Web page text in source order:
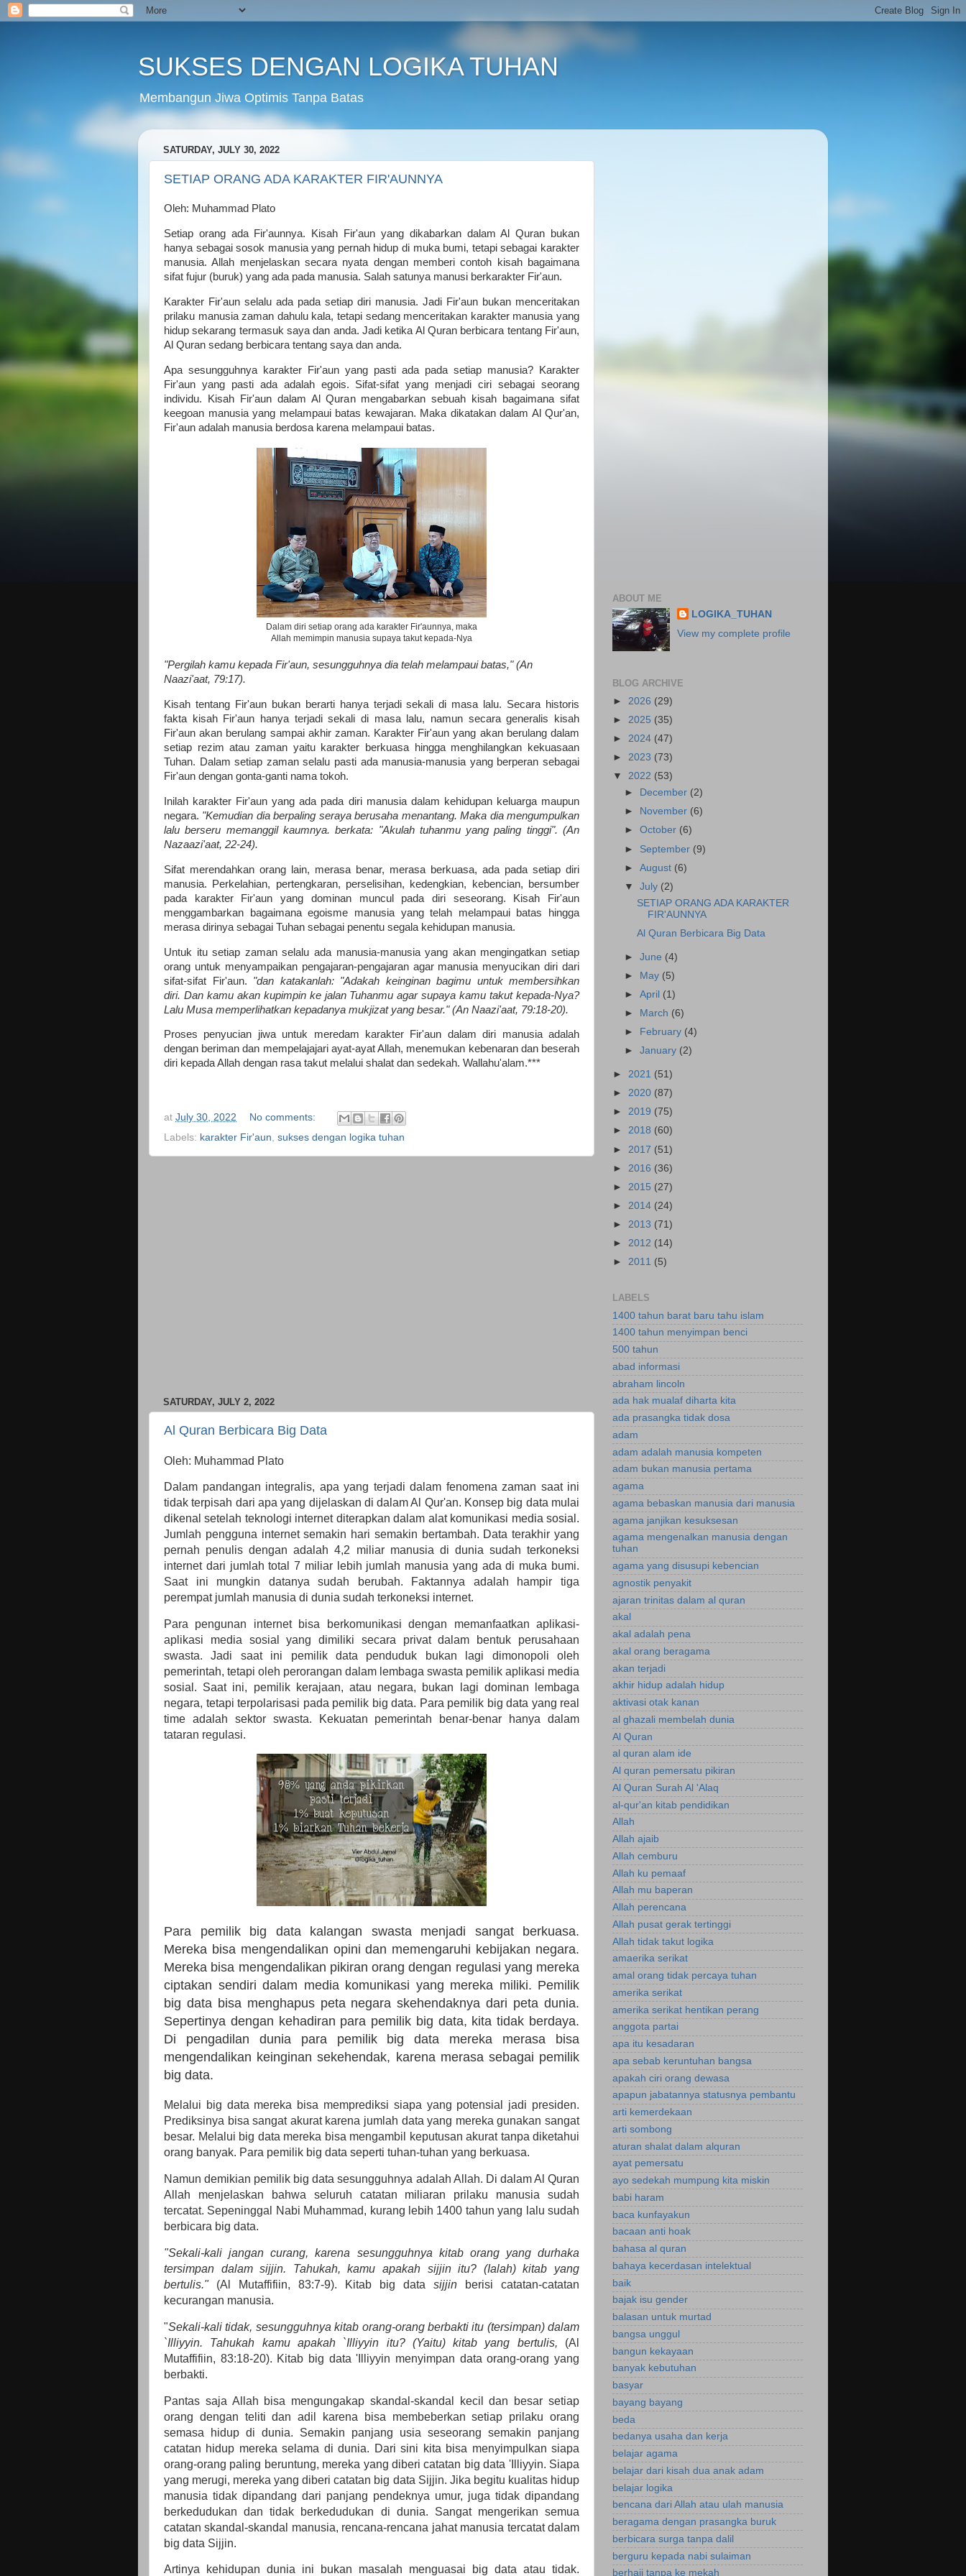
SUKSES DENGAN LOGIKA TUHAN
Membangun Jiwa Optimis Tanpa Batas
SATURDAY, JULY 30, 2022
SETIAP ORANG ADA KARAKTER FIR'AUNNYA
Oleh: Muhammad Plato
Setiap orang ada Fir'aunnya. Kisah Fir'aun yang dikabarkan dalam Al Quran bukan
hanya sebagai sosok manusia yang pernah hidup di muka bumi, tetapi sebagai karakter
manusia. Allah menjelaskan secara nyata dengan memberi contoh kisah bagaimana
sifat fujur (buruk) yang ada pada manusia. Salah satunya manusi berkarakter Fir'aun.
Karakter Fir'aun selalu ada pada setiap diri manusia. Jadi Fir'aun bukan menceritakan
prilaku manusia zaman dahulu kala, tetapi sedang menceritakan karakter manusia yang
hidup sekarang termasuk saya dan anda. Jadi ketika Al Quran berbicara tentang Fir'aun,
Al Quran sedang berbicara tentang saya dan anda.
Apa sesungguhnya karakter Fir'aun yang pasti ada pada setiap manusia? Karakter
Fir'aun yang pasti ada adalah egois. Sifat-sifat yang menjadi ciri sebagai seorang
individu. Kisah Fir'aun dalam Al Quran mengabarkan sebuah kisah bagaimana sifat
keegoan manusia yang melampaui batas kewajaran. Maka dikatakan dalam Al Qur'an,
Fir'aun adalah manusia berdosa karena melampaui batas.
Dalam diri setiap orang ada karakter Fir'aunnya, maka
Allah memimpin manusia supaya takut kepada-Nya
"Pergilah kamu kepada Fir'aun, sesungguhnya dia telah melampaui batas," (An
Naazi'aat, 79:17).
Kisah tentang Fir'aun bukan berarti hanya terjadi sekali di masa lalu. Secara historis
fakta kisah Fir'aun hanya terjadi sekali di masa lalu, namun secara generalis kisah
Fir'aun akan berulang sampai akhir zaman. Karakter Fir'aun yang akan berulang dalam
setiap rezim atau zaman yaitu karakter berkuasa hingga menghilangkan kekuasaan
Tuhan. Dalam setiap zaman selalu pasti ada manusia-manusia yang berperan sebagai
Fir'aun dengan gonta-ganti nama tokoh.
Inilah karakter Fir'aun yang ada pada diri manusia dalam kehidupan keluarga maupun
negara. "Kemudian dia berpaling seraya berusaha menantang. Maka dia mengumpulkan
lalu berseru memanggil kaumnya. berkata: "Akulah tuhanmu yang paling tinggi". (An
Nazaazi'aat, 22-24).
Sifat merendahkan orang lain, merasa benar, merasa berkuasa, ada pada setiap diri
manusia. Perkelahian, pertengkaran, perselisihan, kedengkian, kebencian, bersumber
pada karakter Fir'aun yang dominan muncul pada diri seseorang. Kisah Fir'aun
menggambarkan bagaimana egoisme manusia yang telah melampaui batas hingga
merasa dirinya sebagai Tuhan sebagai penentu segala kehidupan manusia.
Untuk itu setiap zaman selalu ada manusia-manusia yang akan mengingatkan setiap
orang untuk menyampaikan pengajaran-pengajaran agar manusia menyucikan diri dari
sifat-sifat Fir'aun. "dan katakanlah: "Adakah keinginan bagimu untuk membersihkan
diri. Dan kamu akan kupimpin ke jalan Tuhanmu agar supaya kamu takut kepada-Nya?
Lalu Musa memperlihatkan kepadanya mukjizat yang besar." (An Naazi'aat, 79:18-20).
Proses penyucian jiwa untuk meredam karakter Fir'aun dalam diri manusia adalah
dengan beriman dan mempelajajari ayat-ayat Allah, menemukan kebenaran dan beserah
diri kepada Allah dengan rasa takut melalui shalat dan sedekah. Wallahu'alam.***
at July 30, 2022
No comments:
Labels: karakter Fir'aun sukses dengan logika tuhan
SATURDAY, JULY 2, 2022
Al Quran Berbicara Big Data
Oleh: Muhammad Plato
Dalam pandangan integralis, apa yang terjadi dalam fenomena zaman saat ini
tidak terpisah dari apa yang dijelaskan di dalam Al Qur'an. Konsep big data mulai
dikenal setelah teknologi internet diterapkan dalam alat komunikasi media sosial.
Jumlah pengguna internet semakin hari semakin bertambah. Data terakhir yang
pernah penulis dengan adalah 4,2 miliar manusia di dunia sudah terkoneksi
internet dari jumlah total 7 miliar lebih jumlah manusia yang ada di muka bumi.
Saat ini mungkin datanya sudah berubah. Faktannya adalah hampir tiga
perempat jumlah manusia di dunia sudah terkoneksi internet.
Para pengunan internet bisa berkomunikasi dengan memanfaatkan aplikasi-
aplikasi media sosial yang dimiliki secara privat dalam bentuk perusahaan
swasta. Jadi saat ini pemilik data penduduk bukan lagi dimonopoli oleh
pemerintah, tetapi oleh perorangan dalam lembaga swasta pemilik aplikasi media
sosial. Saat ini, pemilik kerajaan, atau negara, bukan lagi dominan lembaga
negara, tetapi terpolarisasi pada pemilik big data. Para pemilik big data yang real
time adalah sektor swasta. Kekuatan pemerintah benar-benar hanya dalam
tataran regulasi.
Para pemilik big data kalangan swasta menjadi sangat berkuasa.
Mereka bisa mengendalikan opini dan memengaruhi kebijakan negara.
Mereka bisa mengendalikan pikiran orang dengan regulasi yang mereka
ciptakan sendiri dalam media komunikasi yang mereka miliki. Pemilik
big data bisa menghapus peta negara skehendaknya dari peta dunia.
Sepertinya dengan kehadiran para pemilik big data, kita tidak berdaya.
Di pengadilan dunia para pemilik big data mereka merasa bisa
mengendalikan keinginan sekehendak, karena merasa sebagai pemilik
big data.
Melalui big data mereka bisa memprediksi siapa yang potensial jadi presiden.
Prediksinya bisa sangat akurat karena jumlah data yang mereka gunakan sangat
besar. Melalui big data mereka bisa mengambil keputusan akurat tanpa diketahui
orang banyak. Para pemilik big data seperti tuhan-tuhan yang berkuasa.
Namun demikian pemilik big data sesungguhnya adalah Allah. Di dalam Al Quran
Allah menjelaskan bahwa seluruh catatan miliaran prilaku manusia sudah
tercatat. Sepeninggal Nabi Muhammad, kurang lebih 1400 tahun yang lalu sudah
berbicara big data.
"Sekali-kali jangan curang, karena sesungguhnya kitab orang yang durhaka
tersimpan dalam sijjin. Tahukah, kamu apakah sijjin itu? (Ialah) kitab yang
bertulis."(Al Mutaffifiin, 83:7-9). Kitab big data sijjin berisi catatan-catatan
kecurangan manusia.
"Sekali-kali tidak, sesungguhnya kitab orang-orang berbakti itu (tersimpan) dalam
`Illiyyin. Tahukah kamu apakah `Illiyyin itu? (Yaitu) kitab yang bertulis, (Al
Mutaffifiin, 83:18-20). Kitab big data 'Illiyyin menyimpan data orang-orang yang
berbakti.
Pantas saja Allah bisa mengungakap skandal-skandal kecil dan besar setiap
orang dengan teliti dan adil karena bisa membeberkan setiap prilaku orang
semasa hidup di dunia. Semakin panjang usia seseorang semakin panjang
catatan hidup mereka selama di dunia. Dari sini kita bisa menyimpulkan siapa
orang-orang paling beruntung, mereka yang diberi catatan big data 'Illiyyin. Siapa
yang merugi, mereka yang diberi catatan big data Sijjin. Jika begitu kualitas hidup
manusia tidak dipandang dari panjang pendeknya umur, juga tidak dipandang
berkedudukan dan tidak berkedudukan di dunia. Sangat mengerikan semua
catatan skandal-skandal manusia, rencana-rencana jahat manusia tercatat dalam
big data Sijjin.
Artinya kehidupan dunia ini bukan masalah menguasai big data atau tidak.
ABOUT ME
LOGIKA_TUHAN
View my complete profile
BLOG ARCHIVE
► 2026 (29)
► 2025 (35)
► 2024 (47)
► 2023 (73)
▼ 2022 (53)
►
December (2)
►
November (6)
►October (6)
► September (9)
►August (6)
▼July (2)
SETIAP ORANG ADA KARAKTER
FIR'AUNNYA
Al Quran Berbicara Big Data
►June (4)
► May (5)
►April (1)
►
March (6)
►
February (4)
►January (2)
► 2021 (51)
► 2020 (87)
► 2019 (75)
► 2018 (60)
► 2017 (51)
► 2016 (36)
► 2015 (27)
► 2014 (24)
► 2013 (71)
► 2012 (14)
► 2011 (5)
LABELS
1400 tahun barat baru tahu islam
1400 tahun menyimpan benci
500 tahun
abad informasi
abraham lincoln
ada hak mualaf diharta kita
ada prasangka tidak dosa
adam
adam adalah manusia kompeten
adam bukan manusia pertama
agama
agama bebaskan manusia dari manusia
agama janjikan kesuksesan
agama mengenalkan manusia dengan
tuhan
agama yang disusupi kebencian
agnostik penyakit
ajaran trinitas dalam al quran
akal
akal adalah pena
akal orang beragama
akan terjadi
akhir hidup adalah hidup
aktivasi otak kanan
al ghazali membelah dunia
Al Quran
al quran alam ide
Al quran pemersatu pikiran
Al Quran Surah Al 'Alaq
al-qur'an kitab pendidikan
Allah
Allah ajaib
Allah cemburu
Allah ku pemaaf
Allah mu baperan
Allah perencana
Allah pusat gerak tertinggi
Allah tidak takut logika
amaerika serikat
amal orang tidak percaya tuhan
amerika serikat
amerika serikat hentikan perang
anggota partai
apa itu kesadaran
apa sebab keruntuhan bangsa
apakah ciri orang dewasa
apapun jabatannya statusnya pembantu
arti kemerdekaan
arti sombong
aturan shalat dalam alquran
ayat pemersatu
ayo sedekah mumpung kita miskin
babi haram
baca kunfayakun
bacaan anti hoak
bahasa al quran
bahaya kecerdasan intelektual
baik
bajak isu gender
balasan untuk murtad
bangsa unggul
bangun kekayaan
banyak kebutuhan
basyar
bayang bayang
beda
bedanya usaha dan kerja
belajar agama
belajar dari kisah dua anak adam
belajar logika
bencana dari Allah atau ulah manusia
beragama dengan prasangka buruk
berbicara surga tanpa dalil
berguru kepada nabi sulaiman
berhaji tanpa ke mekah